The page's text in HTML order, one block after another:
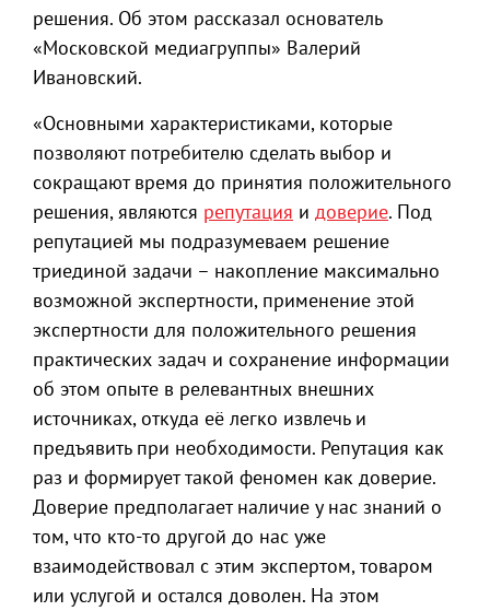
решения. Об этом рассказал основатель
«Московской медиагруппы» Валерий
Ивановский.
«Основными характеристиками, которые
позволяют потребителю сделать выбор и
сокращают время до принятия положительного
решения, являются репутация и доверие. Под
репутацией мы подразумеваем решение
триединой задачи – накопление максимально
возможной экспертности, применение этой
экспертности для положительного решения
практических задач и сохранение информации
об этом опыте в релевантных внешних
источниках, откуда её легко извлечь и
предъявить при необходимости. Репутация как
раз и формирует такой феномен как доверие.
Доверие предполагает наличие у нас знаний о
том, что кто-то другой до нас уже
взаимодействовал с этим экспертом, товаром
или услугой и остался доволен. На этом